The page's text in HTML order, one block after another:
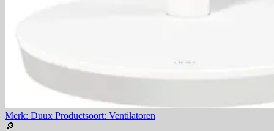
Merk: Duux Productsoort: Ventilatoren
🔎